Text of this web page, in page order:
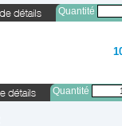
Quantité
Quantité